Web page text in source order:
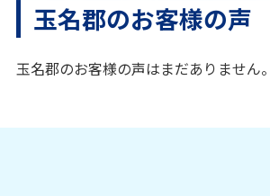
玉名郡のお客様の声
玉名郡のお客様の声はまだありません。